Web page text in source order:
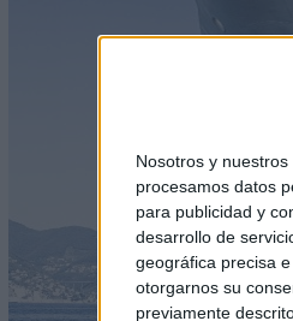
Nosotros y nuestros
procesamos datos
para publicidad y
desarrollo de
geográfica precisa
otorgarnos su
previamente